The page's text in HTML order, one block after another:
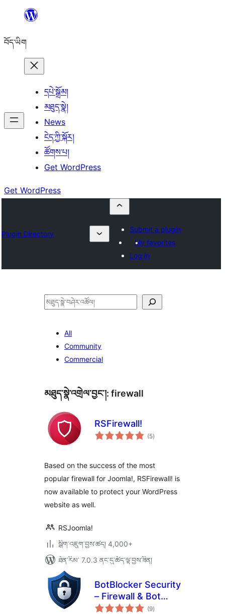
content
བོད་ཡིག
དཔེ་སྒྲོམ།
མཐུད་སྣེ།
News
ངེད་ཀྱི་སྐོར།
ཚོགས་པ།
Get WordPress
Get WordPress
Plugin Directory
Submit a plugin
My favorites
Log in
བཤེར་
All
Community
Commercial
མཐུད་སྣེ་འགྲེལ་བྱང་།: firewall
RSFirewall!
(5གདེང་
འཇོག་
)
Based on the success of the most
popular firewall for Joomla!, RSFirewall! is
now available to protect your WordPress
website as well.
RSJoomla!
སྒྲིག་འཇུག་བྱས་ཚད། 4,000+
ཐོན་རིམ་ 7.0.3 ནང་དུ་ཚོད་ལྟ་བྱས་ཟིན།
BotBlocker Security
– Firewall & Bot
Protection
(9གདེང་
འཇོག་
)